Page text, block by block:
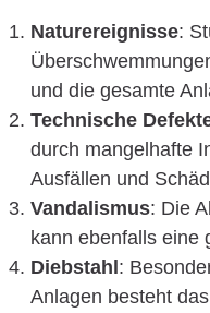
Naturereignisse:
und die gesamte
Technische
durch mangelhafte
Ausfällen und
Vandalismus: Die
kann ebenfalls eine
Diebstahl :
Anlagen besteht